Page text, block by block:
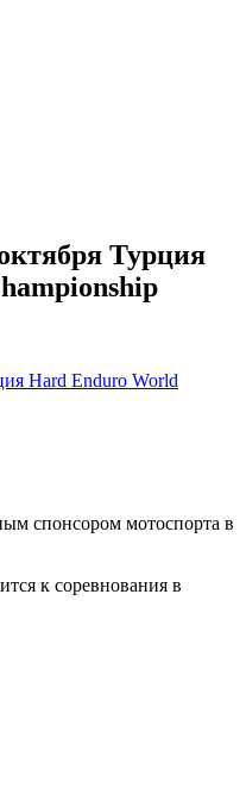
Турция
Hard Enduro World
спонсором мотоспорта в
к соревнования в